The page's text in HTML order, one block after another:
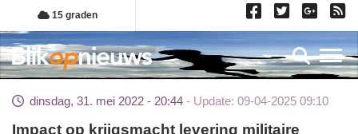
Overslaan
en
naar
de
gaan
15 graden
dinsdag, 31. mei 2022 - 20:44 Update: 09-04-2025 09:10
Impact op krijgsmacht levering militaire